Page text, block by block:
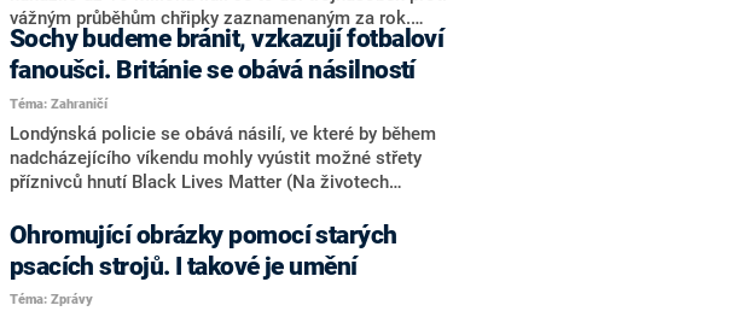
vážným průběhům chřipky zaznamenaným za rok.
Agentura zároveň uvedla, že pandemie zrychluje,
zatímco způsob boje s ní se napříč státy nadále různí.
analyzovali údaje o šíření nákazy na výletních lodích a
později průzkumy tisíců lidí v ohniscích COVID-19 .
Nyní provedli desítky studií, aby vypočítali úmrtnost
nakažených s touto chorobou, napsal zpravodajský
Sochy budeme bránit, vzkazují fotbaloví
fanoušci. Británie se obává násilností
Téma: Zahraničí
Londýnská policie se obává násilí, ve které by během
nadcházejícího víkendu mohly vyústit možné střety
příznivců hnutí Black Lives Matter (Na životech
Lads Alliance (Demokratická aliance fotbalových
kámošů, DFLA). To vyzvalo k obraně pomníků a soch,
které aktivisté z BLM označili za „rasistické“ a chtějí
je odstranit. Informují o tom britská média.
Ohromující obrázky pomocí starých
psacích strojů. I takové je umění
Téma: Zprávy